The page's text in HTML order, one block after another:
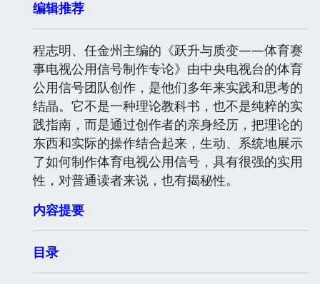
编辑推荐
程志明、任金州主编的《跃升与质变——体育赛
事电视公用信号制作专论》由中央电视台的体育
公用信号团队创作，是他们多年来实践和思考的
结晶。它不是一种理论教科书，也不是纯粹的实
践指南，而是通过创作者的亲身经历，把理论的
东西和实际的操作结合起来，生动、系统地展示
了如何制作体育电视公用信号，具有很强的实用
性，对普通读者来说，也有揭秘性。
内容提要
目录